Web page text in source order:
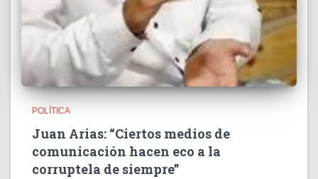
POLÍTICA
Juan Arias: “Ciertos medios de
comunicación hacen eco a la
corruptela de siempre”